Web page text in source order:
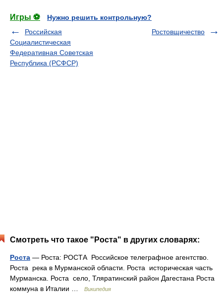
Игры ⚽
Нужно решить контрольную?
Российская
Социалистическая
Федеративная Советская
Республика (РСФСР)
Ростовщичество
Смотреть что такое "Роста" в других словарях:
Роста — Роста: РОСТА Российское телеграфное агентство.
Роста река в Мурманской области. Роста историческая часть
Мурманска. Роста село, Тляратинский район Дагестана Роста
коммуна в Италии …
Википедия